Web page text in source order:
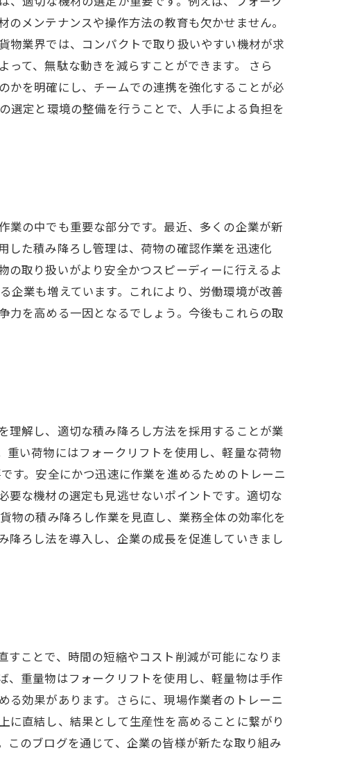
メンテナンスや操作方法の教育も欠かせません。
物業界では、コンパクトで取り扱いやすい機材が求
て、無駄な動きを減らすことができます。 さら
かを明確にし、チームでの連携を強化することが必
選定と環境の整備を行うことで、人手による負担を
の中でも重要な部分です。最近、多くの企業が新
した積み降ろし管理は、荷物の確認作業を迅速化
取り扱いがより安全かつスピーディーに行えるよ
企業も増えています。これにより、労働環境が改善
力を高める一因となるでしょう。今後もこれらの取
理解し、適切な積み降ろし方法を採用することが業
い荷物にはフォークリフトを使用し、軽量な荷物
す。安全にかつ迅速に作業を進めるためのトレーニ
な機材の選定も見逃せないポイントです。適切な
物の積み降ろし作業を見直し、業務全体の効率化を
ろし法を導入し、企業の成長を促進していきまし
ことで、時間の短縮やコスト削減が可能になりま
重量物はフォークリフトを使用し、軽量物は手作
効果があります。さらに、現場作業者のトレーニ
直結し、結果として生産性を高めることに繋がり
のブログを通じて、企業の皆様が新たな取り組み